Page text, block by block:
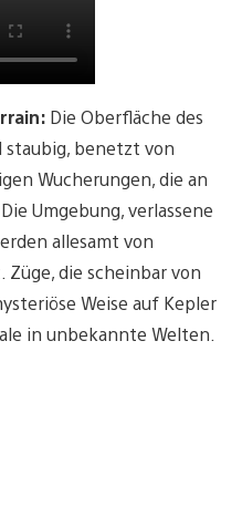
Die Oberfläche des
benetzt von
Wucherungen, die an
Umgebung, verlassene
allesamt von
die scheinbar von
Weise auf Kepler
in unbekannte Welten.